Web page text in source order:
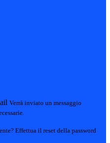
Verrà inviato un messaggio
Effettua il reset della password